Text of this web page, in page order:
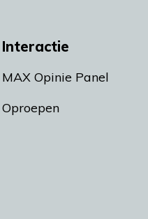
Interactie
MAX Opinie Panel
Oproepen